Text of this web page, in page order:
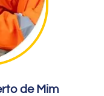
de Mim